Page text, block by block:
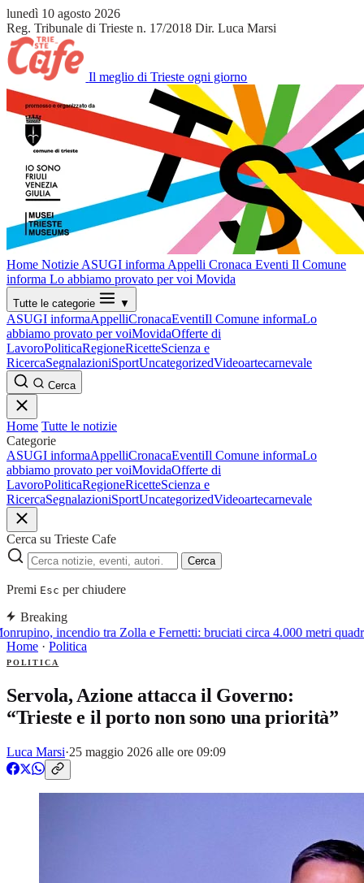
lunedì 10 agosto 2026
Reg. Tribunale di Trieste n. 17/2018 Dir. Luca Marsi
Il meglio di Trieste ogni giorno
Home Notizie ASUGI informa Appelli Cronaca Eventi Il Comune
informa Lo abbiamo provato per voi Movida
Tutte le categorie ▼
ASUGI informaAppelliCronacaEventiIl Comune informaLo
abbiamo provato per voiMovidaOfferte di
LavoroPoliticaRegioneRicetteScienza e
RicercaSegnalazioniSportUncategorizedVideoartecarnevale
Cerca
Home Tutte le notizie
Categorie
ASUGI informaAppelliCronacaEventiIl Comune informaLo
abbiamo provato per voiMovidaOfferte di
LavoroPoliticaRegioneRicetteScienza e
RicercaSegnalazioniSportUncategorizedVideoartecarnevale
Cerca su Trieste Cafe
Cerca
Premi Esc per chiudere
Breaking
incendio tra Zolla e Fernetti: bruciati circa 4.000 metri
Home · Politica
POLITICA
Servola, Azione attacca il Governo:
“Trieste e il porto non sono una priorità”
Luca Marsi·25 maggio 2026 alle ore 09:09